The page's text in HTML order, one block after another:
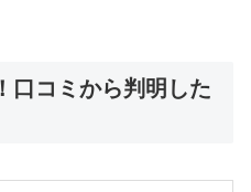
口コミから判明した